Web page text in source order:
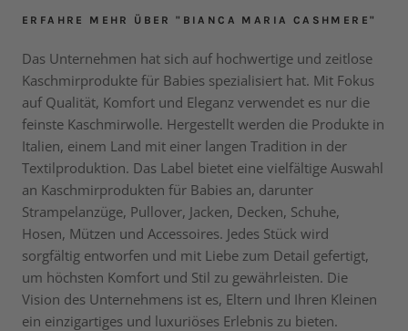
ERFAHRE MEHR ÜBER "BIANCA MARIA CASHMERE"
Das Unternehmen hat sich auf hochwertige und zeitlose
Kaschmirprodukte für Babies spezialisiert hat. Mit Fokus
auf Qualität, Komfort und Eleganz verwendet es nur die
feinste Kaschmirwolle. Hergestellt werden die Produkte in
Italien, einem Land mit einer langen Tradition in der
Textilproduktion. Das Label bietet eine vielfältige Auswahl
an Kaschmirprodukten für Babies an, darunter
Strampelanzüge, Pullover, Jacken, Decken, Schuhe,
Hosen, Mützen und Accessoires. Jedes Stück wird
sorgfältig entworfen und mit Liebe zum Detail gefertigt,
um höchsten Komfort und Stil zu gewährleisten. Die
Vision des Unternehmens ist es, Eltern und Ihren Kleinen
ein einzigartiges und luxuriöses Erlebnis zu bieten.